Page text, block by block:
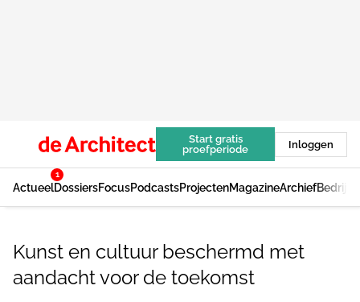
Start gratis
proefperiode
Inloggen
Actueel
1
DossiersFocusPodcastsProjectenMagazineArchief
Kunst en cultuur beschermd met
aandacht voor de toekomst